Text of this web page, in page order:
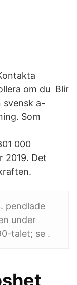
om du Blir
svensk a-
Som
000
2019. Det
pendlade
under
talet; se .